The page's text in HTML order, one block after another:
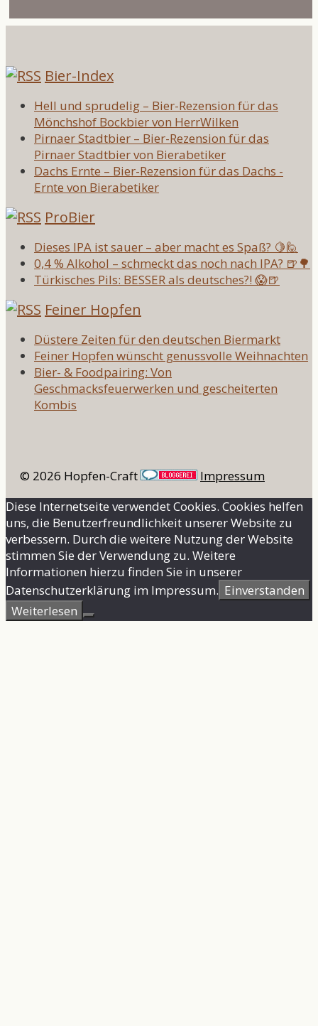
Bier-Index
Hell und sprudelig – Bier-Rezension für das
Mönchshof Bockbier von HerrWilken
Pirnaer Stadtbier – Bier-Rezension für das
Pirnaer Stadtbier von Bierabetiker
Dachs Ernte – Bier-Rezension für das Dachs -
Ernte von Bierabetiker
ProBier
Dieses IPA ist sauer – aber macht es Spaß? 🍋🙋
0,4 % Alkohol – schmeckt das noch nach IPA? 🍺🌳
Türkisches Pils: BESSER als deutsches?! 😱🍺
Feiner Hopfen
Düstere Zeiten für den deutschen Biermarkt
Feiner Hopfen wünscht genussvolle Weihnachten
Bier- & Foodpairing: Von
Geschmacksfeuerwerken und gescheiterten
Kombis
© 2026 Hopfen-Craft
Impressum
Diese Internetseite verwendet Cookies. Cookies helfen
uns, die Benutzerfreundlichkeit unserer Website zu
verbessern. Durch die weitere Nutzung der Website
stimmen Sie der Verwendung zu. Weitere
Informationen hierzu finden Sie in unserer
Datenschutzerklärung im Impressum. Einverstanden
Weiterlesen